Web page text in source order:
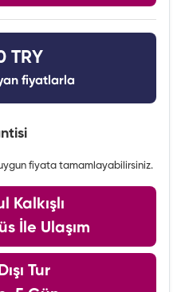
TRY
fiyatlarla
fiyata tamamlayabilirsiniz.
Kalkışlı
İle Ulaşım
Tur